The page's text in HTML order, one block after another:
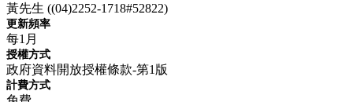
黃先生 ((04)2252-1718#52822)
更新頻率
每1月
授權方式
政府資料開放授權條款-第1版
計費方式